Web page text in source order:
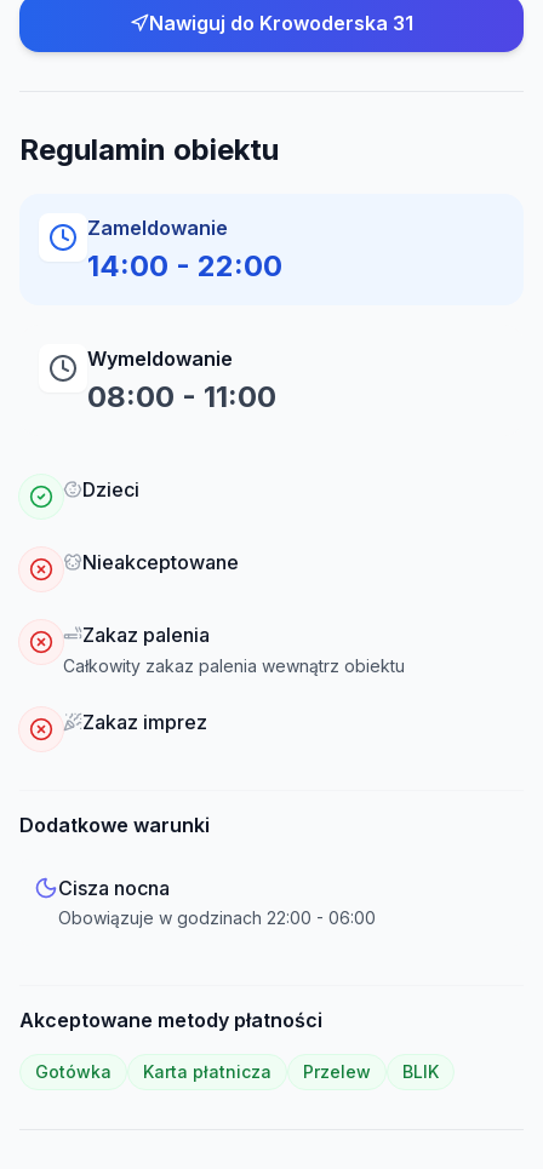
Nawiguj do Krowoderska 31
Regulamin obiektu
Zameldowanie
14:00 - 22:00
Wymeldowanie
08:00 - 11:00
Dzieci
Nieakceptowane
Zakaz palenia
Całkowity zakaz palenia wewnątrz obiektu
Zakaz imprez
Dodatkowe warunki
Cisza nocna
Obowiązuje w godzinach 22:00 - 06:00
Akceptowane metody płatności
Gotówka Karta płatnicza Przelew BLIK